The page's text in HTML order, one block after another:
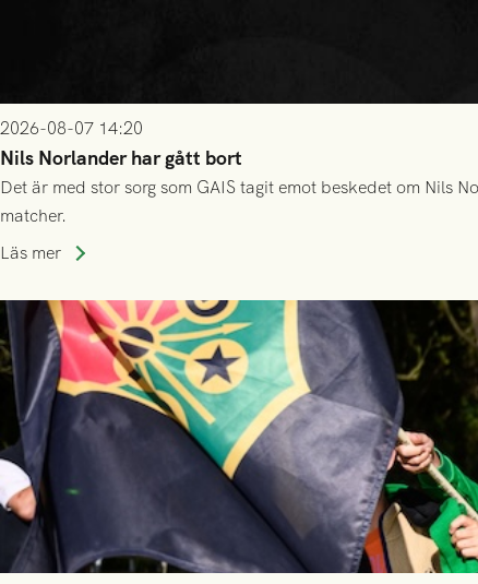
2026-08-07 14:20
Nils Norlander har gått bort
Det är med stor sorg som GAIS tagit emot beskedet om Nils
matcher.
Läs mer